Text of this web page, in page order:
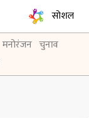
सोशल
मनोरंजन चुनाव